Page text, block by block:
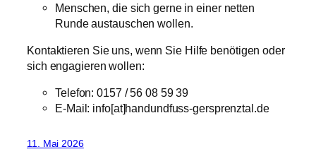
Menschen, die sich gerne in einer netten
Runde austauschen wollen.
Kontaktieren Sie uns, wenn Sie Hilfe benötigen oder
sich engagieren wollen:
Telefon: 0157 / 56 08 59 39
E-Mail: info[at]handundfuss-gersprenztal.de
11. Mai 2026